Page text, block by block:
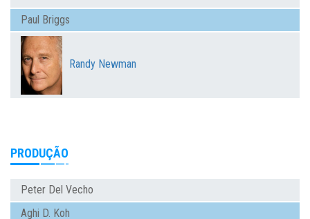
Paul Briggs
Randy Newman
PRODUÇÃO
Peter Del Vecho
Aghi D. Koh